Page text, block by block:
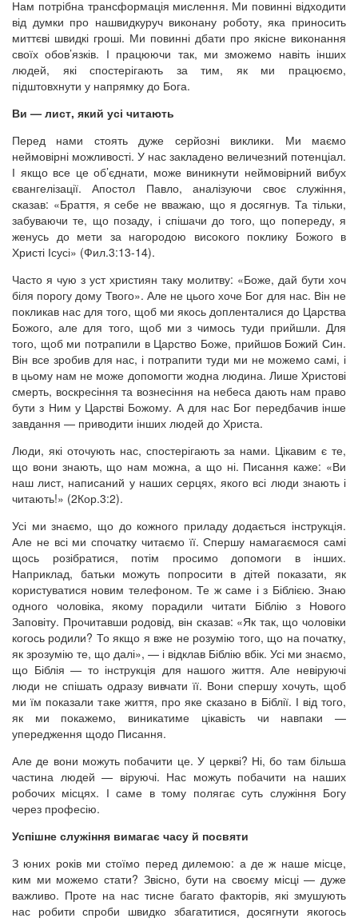
Нам потрібна трансформація мислення. Ми повинні відходити
від думки про нашвидкуруч виконану роботу, яка приносить
миттєві швидкі гроші. Ми повинні дбати про якісне виконання
своїх обов’язків. І працюючи так, ми зможемо навіть інших
людей, які спостерігають за тим, як ми працюємо,
підштовхнути у напрямку до Бога.
Ви — лист, який усі читають
Перед нами стоять дуже серйозні виклики. Ми маємо
неймовірні можливості. У нас закладено величезний потенціал.
І якщо все це об’єднати, може виникнути неймовірний вибух
євангелізації. Апостол Павло, аналізуючи своє служіння,
сказав: «Браття, я себе не вважаю, що я досягнув. Та тільки,
забуваючи те, що позаду, і спішачи до того, що попереду, я
женусь до мети за нагородою високого поклику Божого в
Христі Ісусі» (Фил.3:13-14).
Часто я чую з уст християн таку молитву: «Боже, дай бути хоч
біля порогу дому Твого». Але не цього хоче Бог для нас. Він не
покликав нас для того, щоб ми якось допленталися до Царства
Божого, але для того, щоб ми з чимось туди прийшли. Для
того, щоб ми потрапили в Царство Боже, прийшов Божий Син.
Він все зробив для нас, і потрапити туди ми не можемо самі, і
в цьому нам не може допомогти жодна людина. Лише Христові
смерть, воскресіння та вознесіння на небеса дають нам право
бути з Ним у Царстві Божому. А для нас Бог передбачив інше
завдання — приводити інших людей до Христа.
Люди, які оточують нас, спостерігають за нами. Цікавим є те,
що вони знають, що нам можна, а що ні. Писання каже: «Ви
наш лист, написаний у наших серцях, якого всі люди знають і
читають!» (2Кор.3:2).
Усі ми знаємо, що до кожного приладу додається інструкція.
Але не всі ми спочатку читаємо її. Спершу намагаємося самі
щось розібратися, потім просимо допомоги в інших.
Наприклад, батьки можуть попросити в дітей показати, як
користуватися новим телефоном. Те ж саме і з Біблією. Знаю
одного чоловіка, якому порадили читати Біблію з Нового
Заповіту. Прочитавши родовід, він сказав: «Як так, що чоловіки
когось родили? То якщо я вже не розумію того, що на початку,
як зрозумію те, що далі», — і відклав Біблію вбік. Усі ми знаємо,
що Біблія — то інструкція для нашого життя. Але невіруючі
люди не спішать одразу вивчати її. Вони спершу хочуть, щоб
ми їм показали таке життя, про яке сказано в Біблії. І від того,
як ми покажемо, виникатиме цікавість чи навпаки —
упередження щодо Писання.
Але де вони можуть побачити це. У церкві? Ні, бо там більша
частина людей — віруючі. Нас можуть побачити на наших
робочих місцях. І саме в тому полягає суть служіння Богу
через професію.
Успішне служіння вимагає часу й посвяти
З юних років ми стоїмо перед дилемою: а де ж наше місце,
ким ми можемо стати? Звісно, бути на своєму місці — дуже
важливо. Проте на нас тисне багато факторів, які змушують
нас робити спроби швидко збагатитися, досягнути якогось